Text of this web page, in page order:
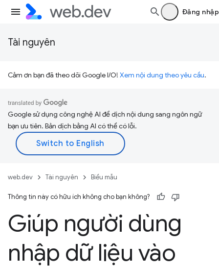
Đăng nhập
Tài nguyên
Cảm ơn bạn đã theo dõi Google I/O! Xem nội dung theo yêu cầu.
Google sử dụng công nghệ AI để dịch nội dung sang ngôn ngữ
bạn ưu tiên. Bản dịch bằng AI có thể có lỗi.
web.dev Tài nguyên Biểu mẫu
Thông tin này có hữu ích không cho bạn không?
Giúp người dùng
nhập dữ liệu vào